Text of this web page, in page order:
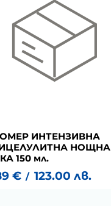
ИНТЕНЗИВНА
НОЩНА
150 мл.
€ / 123.00 лв.